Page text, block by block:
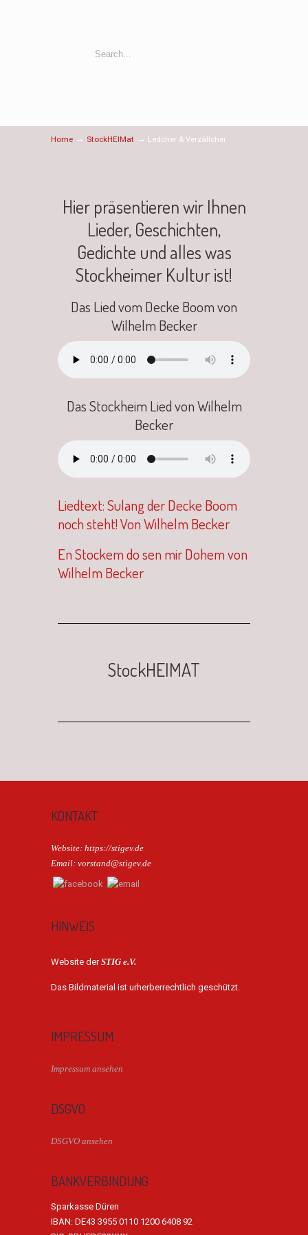
Home → StockHEIMat → Ledcher & Verzällcher
Hier präsentieren wir Ihnen
Lieder, Geschichten,
Gedichte und alles was
Stockheimer Kultur ist!
Das Lied vom Decke Boom von
Wilhelm Becker
Das Stockheim Lied von Wilhelm
Becker
Liedtext: Sulang der Decke Boom
noch steht! Von Wilhelm Becker
En Stockem do sen mir Dohem von
Wilhelm Becker
StockHEIMAT
KONTAKT
Website: https://stigev.de
Email: vorstand@stigev.de
HINWEIS
Website derSTIG e.V.
Das Bildmaterial ist urherberrechtlich geschützt.
IMPRESSUM
Impressum ansehen
DSGVO
DSGVO ansehen
BANKVERBINDUNG
Sparkasse Düren
IBAN: DE43 3955 0110 1200 6408 92